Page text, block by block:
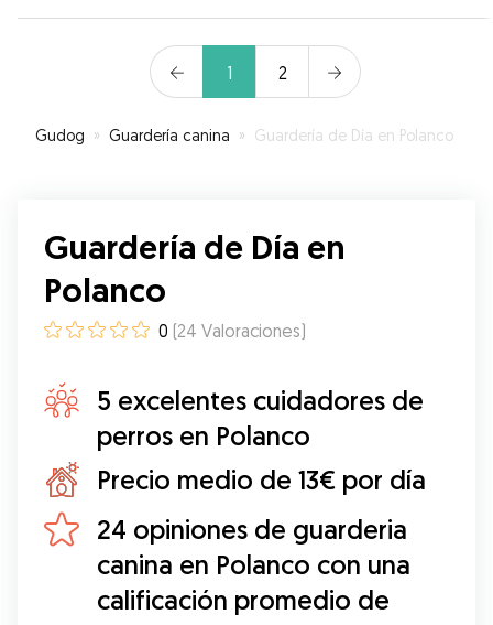
1 2
Gudog » Guardería canina » Guardería de Día en Polanco
Guardería de Día en
Polanco
0 (24 Valoraciones)
5 excelentes cuidadores de
perros en Polanco
Precio medio de 13€ por día
24 opiniones de guarderia
canina en Polanco con una
calificación promedio de